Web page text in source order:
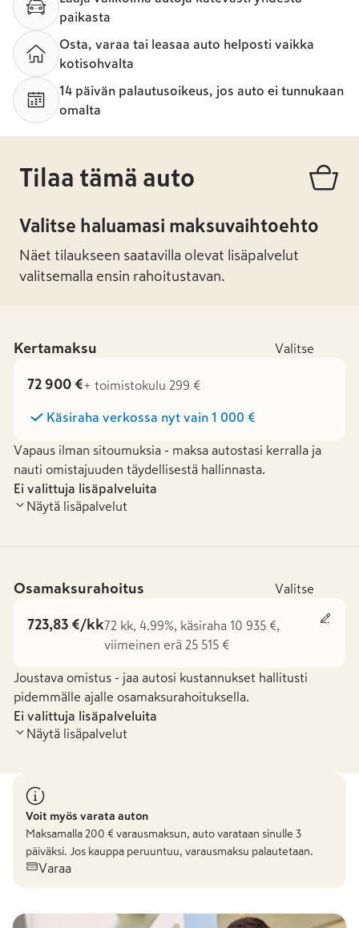
paikasta
Osta, varaa tai leasaa auto helposti vaikka
kotisohvalta
14 päivän palautusoikeus, jos auto ei tunnukaan
omalta
Tilaa tämä auto
Valitse haluamasi maksuvaihtoehto
Näet tilaukseen saatavilla olevat lisäpalvelut
valitsemalla ensin rahoitustavan.
Kertamaksu Valitse
72 900 €+ toimistokulu 299 €
Käsiraha verkossa nyt vain 1 000 €
Vapaus ilman sitoumuksia - maksa autostasi kerralla ja
nauti omistajuuden täydellisestä hallinnasta.
Ei valittuja lisäpalveluita
Näytä lisäpalvelut
Osamaksurahoitus Valitse
723,83 €/kk72 kk, 4.99%, käsiraha 10 935 €,
viimeinen erä 25 515 €
Joustava omistus - jaa autosi kustannukset hallitusti
pidemmälle ajalle osamaksurahoituksella.
Ei valittuja lisäpalveluita
Näytä lisäpalvelut
Voit myös varata auton
Maksamalla 200 € varausmaksun, auto varataan sinulle 3
päiväksi. Jos kauppa peruuntuu, varausmaksu palautetaan.
Varaa